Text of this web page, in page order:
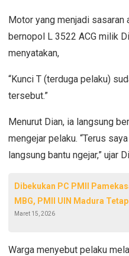
Motor yang menjadi sasaran
bernopol L 3522 ACG milik
menyatakan,
“Kunci T (terduga pelaku)
tersebut.”
Menurut Dian, ia langsung
mengejar pelaku. “Terus
langsung bantu ngejar,” ujar
Dibekukan PC PMII
MBG, PMII UIN Madura
Kedua
Maret 15, 2026
Warga menyebut pelaku